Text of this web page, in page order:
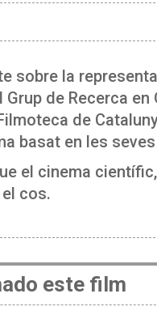
sobre la
de Recerca en
de
basat en les
el cinema
cos.
este film